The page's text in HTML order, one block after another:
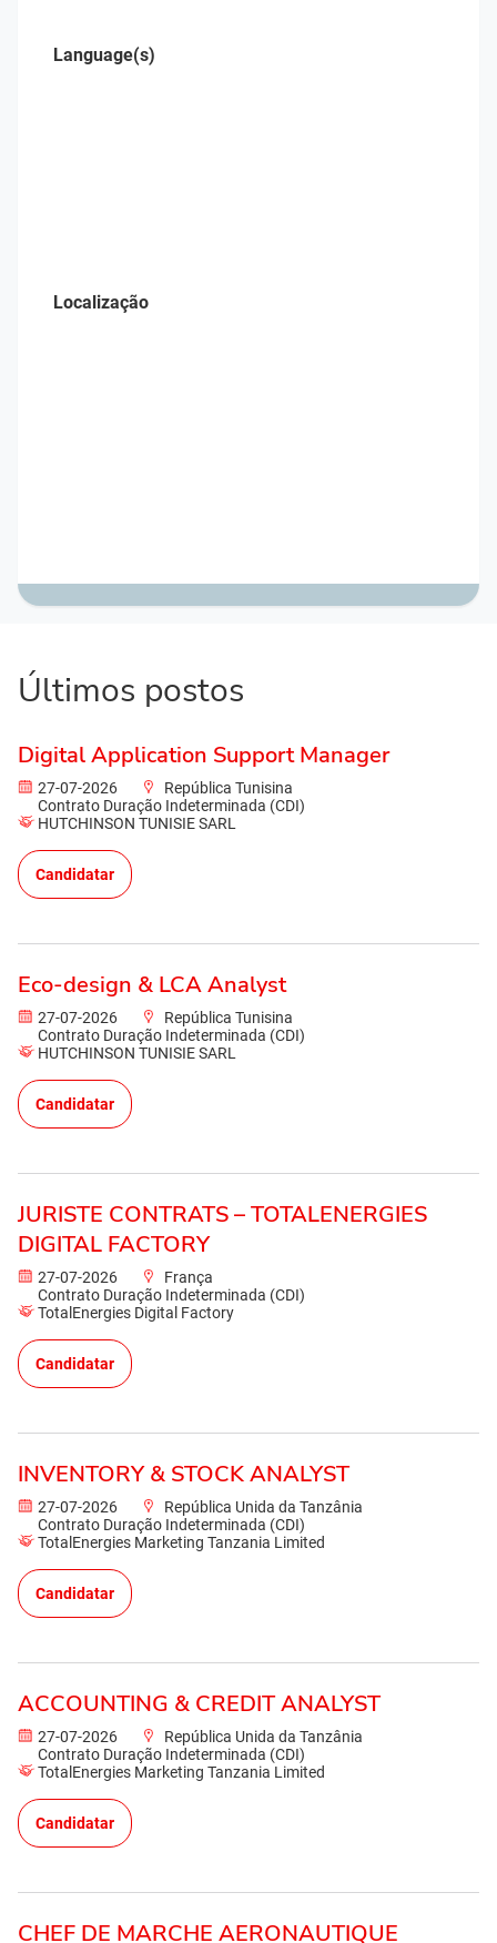
Language(s)
Localização
Últimos postos
Digital Application Support Manager
27-07-2026
República Tunisina
Contrato Duração Indeterminada (CDI)
HUTCHINSON TUNISIE SARL
Candidatar
Eco-design & LCA Analyst
27-07-2026
República Tunisina
Contrato Duração Indeterminada (CDI)
HUTCHINSON TUNISIE SARL
Candidatar
JURISTE CONTRATS – TOTALENERGIES
DIGITAL FACTORY
27-07-2026
França
Contrato Duração Indeterminada (CDI)
TotalEnergies Digital Factory
Candidatar
INVENTORY & STOCK ANALYST
27-07-2026
República Unida da Tanzânia
Contrato Duração Indeterminada (CDI)
TotalEnergies Marketing Tanzania Limited
Candidatar
ACCOUNTING & CREDIT ANALYST
27-07-2026
República Unida da Tanzânia
Contrato Duração Indeterminada (CDI)
TotalEnergies Marketing Tanzania Limited
Candidatar
CHEF DE MARCHE AERONAUTIQUE